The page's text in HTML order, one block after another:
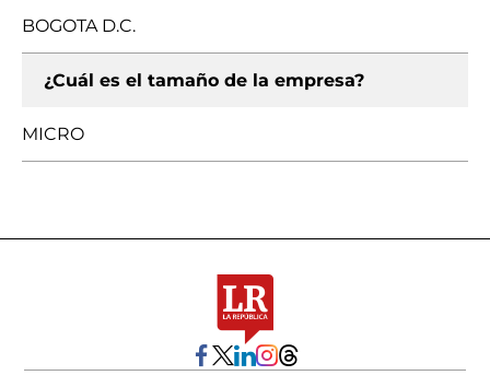
BOGOTA D.C.
¿Cuál es el tamaño de la empresa?
MICRO